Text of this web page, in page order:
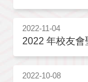
2022-11-04
2022 年校友會
2022-10-08